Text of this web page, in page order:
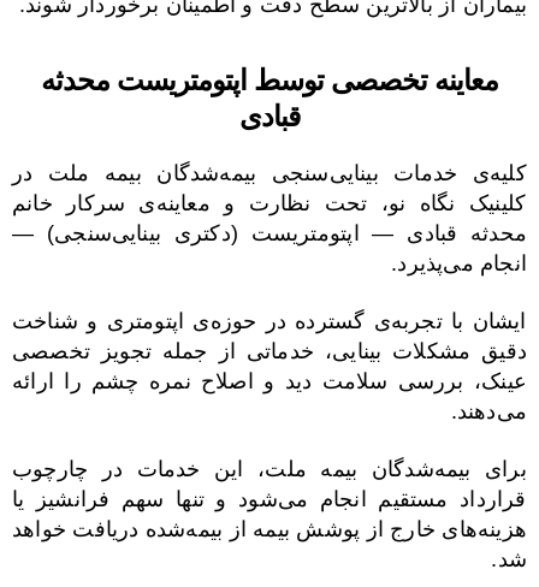
معاینه تخصصی توسط اپتومتریست محدثه
قبادی
کلیه‌ی خدمات بینایی‌سنجی بیمه‌شدگان بیمه ملت در
کلینیک نگاه نو، تحت نظارت و معاینه‌ی سرکار خانم
محدثه قبادی — اپتومتریست (دکتری بینایی‌سنجی) —
انجام می‌پذیرد.
ایشان با تجربه‌ی گسترده در حوزه‌ی اپتومتری و شناخت
دقیق مشکلات بینایی، خدماتی از جمله تجویز تخصصی
عینک، بررسی سلامت دید و اصلاح نمره چشم را ارائه
می‌دهند.
برای بیمه‌شدگان بیمه ملت، این خدمات در چارچوب
قرارداد مستقیم انجام می‌شود و تنها سهم فرانشیز یا
هزینه‌های خارج از پوشش بیمه از بیمه‌شده دریافت خواهد
شد.